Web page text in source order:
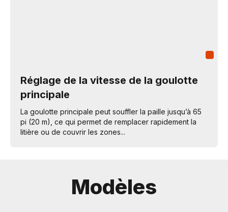
Réglage de la vitesse de la goulotte
principale
La goulotte principale peut souffler la paille jusqu’à 65
pi (20 m), ce qui permet de remplacer rapidement la
litière ou de couvrir les zones...
Modèles